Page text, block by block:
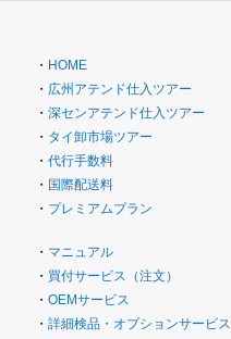
・ HOME
・ 広州アテンド仕入ツアー
・ 深センアテンド仕入ツアー
・ タイ卸市場ツアー
・ 代行手数料
・ 国際配送料
・ プレミアムプラン
・ マニュアル
・ 買付サービス（注文）
・ OEMサービス
・ 詳細検品・オプションサービス